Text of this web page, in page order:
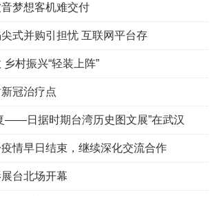
梦想客机难交付
式并购引担忧 互联网平台存
村振兴“轻装上阵”
冠治疗点
——日据时期台湾历史图文展”在武汉
情早日结束，继续深化交流合作
台北场开幕